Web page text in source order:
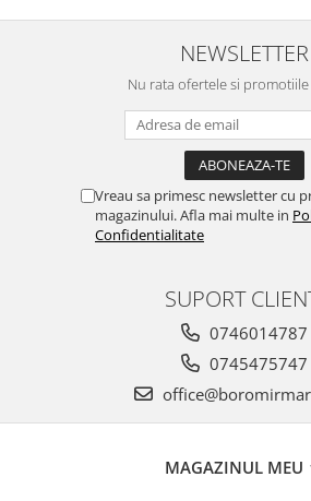
NEWSLETTER
Nu rata ofertele si
Vreau sa primesc newsletter cu
magazinului. Afla mai multe in
Confidentialitate
SUPORT
0746014787
0745475747
MAGAZINUL MEU